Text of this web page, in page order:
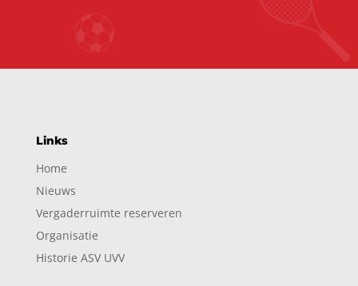
Links
Home
Nieuws
Vergaderruimte reserveren
Organisatie
Historie ASV UVV